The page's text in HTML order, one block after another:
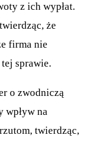
z ich wypłat.
że
firma nie
sprawie.
o zwodniczą
wpływ na
twierdząc,